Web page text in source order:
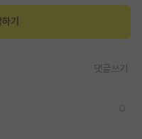
기
댓글쓰기